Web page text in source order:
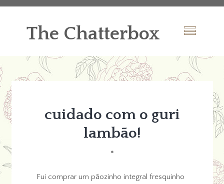
The Chatterbox
cuidado com o guri
lambão!
*
Fui comprar um pãozinho integral fresquinho